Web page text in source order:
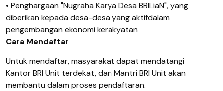
• Penghargaan "Nugraha Karya Desa BRILiaN", yang
diberikan kepada desa-desa yangaktifdalam
pengembangan ekonomi kerakyatan
Cara Mendaftar
Untukmendaftar,masyarakat dapat mendatangi
Kantor BRI Unit terdekat, dan Mantri BRI Unit akan
membantu dalam proses pendaftaran.